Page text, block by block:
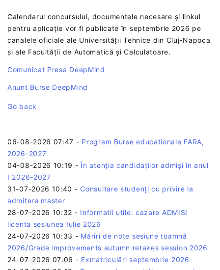
Calendarul concursului, documentele necesare și linkul
pentru aplicație vor fi publicate în septembrie 2026 pe
canalele oficiale ale Universității Tehnice din Cluj-Napoca
și ale Facultății de Automatică și Calculatoare.
Comunicat Presa DeepMind
Anunt Burse DeepMind
Go back
06-08-2026 07:47 - Program Burse educationale FARA,
2026-2027
04-08-2026 10:19 -În atenția candidaților admiși în anul
I 2026-2027
31-07-2026 10:40 - Consultare studenți cu privire la
admitere master
28-07-2026 10:32 - Informatii utile: cazare ADMISI
licenta sesiunea Iulie 2026
24-07-2026 10:33 - Măriri de note sesiune toamnă
2026/Grade improvements autumn retakes session 2026
24-07-2026 07:06 - Exmatriculări septembrie 2026